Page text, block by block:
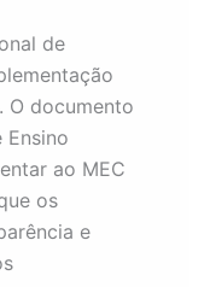
de
O documento
ao MEC
os
e